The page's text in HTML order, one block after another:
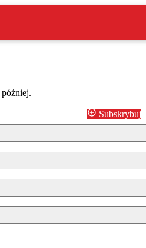
później.
Subskrybuj